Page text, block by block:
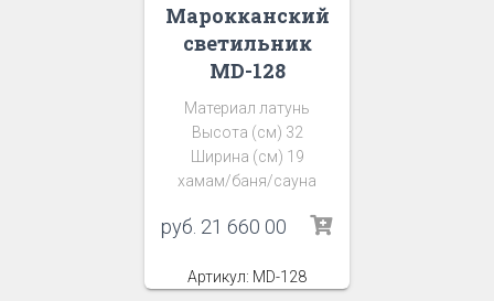
Марокканский
светильник
MD-128
Материал латунь
Высота (см) 32
Ширина (см) 19
хамам/баня/сауна
руб. 21 660 00
Артикул: MD-128